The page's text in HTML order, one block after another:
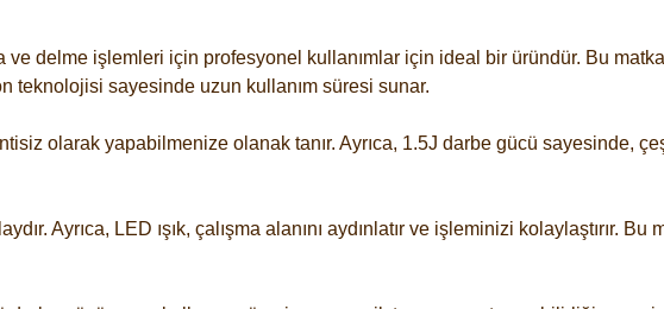
ve delme işlemleri için profesyonel kullanımlar için ideal bir üründür. Bu
teknolojisi sayesinde uzun kullanım süresi sunar.
olarak yapabilmenize olanak tanır. Ayrıca, 1.5J darbe gücü sayesinde,
Ayrıca, LED ışık, çalışma alanını aydınlatır ve işleminizi kolaylaştırır. Bu